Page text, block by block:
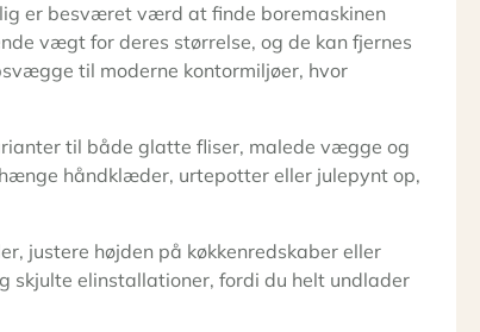
er besværet værd at finde boremaskinen
vægt for deres størrelse, og de kan fjernes
til moderne kontormiljøer, hvor
til både glatte fliser, malede vægge og
håndklæder, urtepotter eller julepynt op,
justere højden på køkkenredskaber eller
skjulte elinstallationer, fordi du helt undlader